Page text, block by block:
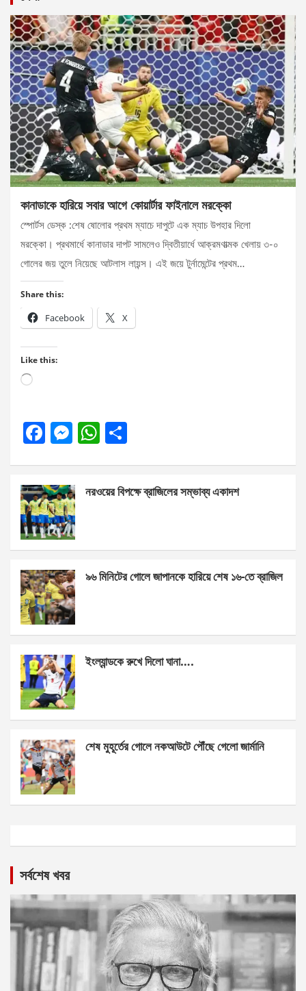
কানাডাকে হারিয়ে সবার আগে কোয়ার্টার ফাইনালে মরক্কো
স্পোর্টস ডেস্ক :শেষ ষোলোর প্রথম ম্যাচে দাপুটে এক ম্যাচ উপহার দিলো
মরক্কো। প্রথমার্ধে কানাডার দাপট সামলেও দ্বিতীয়ার্ধে আক্রমণাত্মক খেলায় ৩-০
গোলের জয় তুলে নিয়েছে আটলাস লায়ন্স। এই জয়ে টুর্নামেন্টের প্রথম…
Share this:
Facebook X
Like this:
Loading…
F
b
o
o
k
M
n
g
er
W
s
p
e
নরওয়ের বিপক্ষে ব্রাজিলের সম্ভাব্য একাদশ
৯৬ মিনিটের গোলে জাপানকে হারিয়ে শেষ ১৬-তে ব্রাজিল
ইংল্যান্ডকে রুখে দিলো ঘানা….
শেষ মুহূর্তের গোলে নকআউটে পৌঁছে গেলো জার্মানি
সর্বশেষ খবর